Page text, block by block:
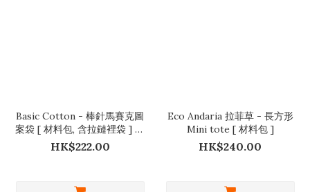
Basic Cotton - 棒針馬賽克圖
案袋 [ 材料包, 含拉鏈裡袋 ] 含
教學 video
HK$222.00
Eco Andaria 拉菲草 - 長方形
Mini tote [ 材料包 ]
HK$240.00